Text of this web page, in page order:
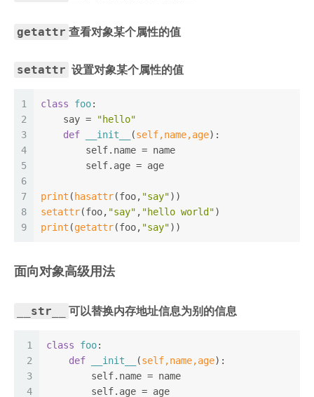
getattr 查看对象某个属性的值
setattr 设置对象某个属性的值
1
2
3
4
5
6
7
8
9
class foo:
    say =
"hello"
def
__init__ (self,name,age):
        self.name = name
        self.age = age
print ( hasattr(foo, "say"))
setattr(foo, "say" , "hello world")
print (getattr(foo, "say"))
面向对象高级用法
__str__ 可以替换内存地址信息为别的信息
1
2
3
4
class foo:
def
__init__ (self,name,age):
        self.name = name
        self.age = age